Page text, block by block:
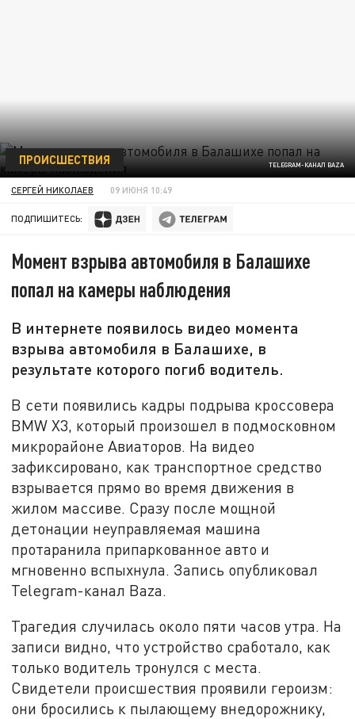
TELEGRAM-КАНАЛ BAZA
ПРОИСШЕСТВИЯ
СЕРГЕЙ НИКОЛАЕВ 09 ИЮНЯ 10:49
ПОДПИШИТЕСЬ:
Момент взрыва автомобиля в Балашихе
попал на камеры наблюдения
В интернете появилось видео момента
взрыва автомобиля в Балашихе, в
результате которого погиб водитель.
В сети появились кадры подрыва кроссовера
BMW X3, который произошел в подмосковном
микрорайоне Авиаторов. На видео
зафиксировано, как транспортное средство
взрывается прямо во время движения в
жилом массиве. Сразу после мощной
детонации неуправляемая машина
протаранила припаркованное авто и
мгновенно вспыхнула. Запись опубликовал
Telegram-канал Baza.
Трагедия случилась около пяти часов утра. На
записи видно, что устройство сработало, как
только водитель тронулся с места.
Свидетели происшествия проявили героизм:
они бросились к пылающему внедорожнику,